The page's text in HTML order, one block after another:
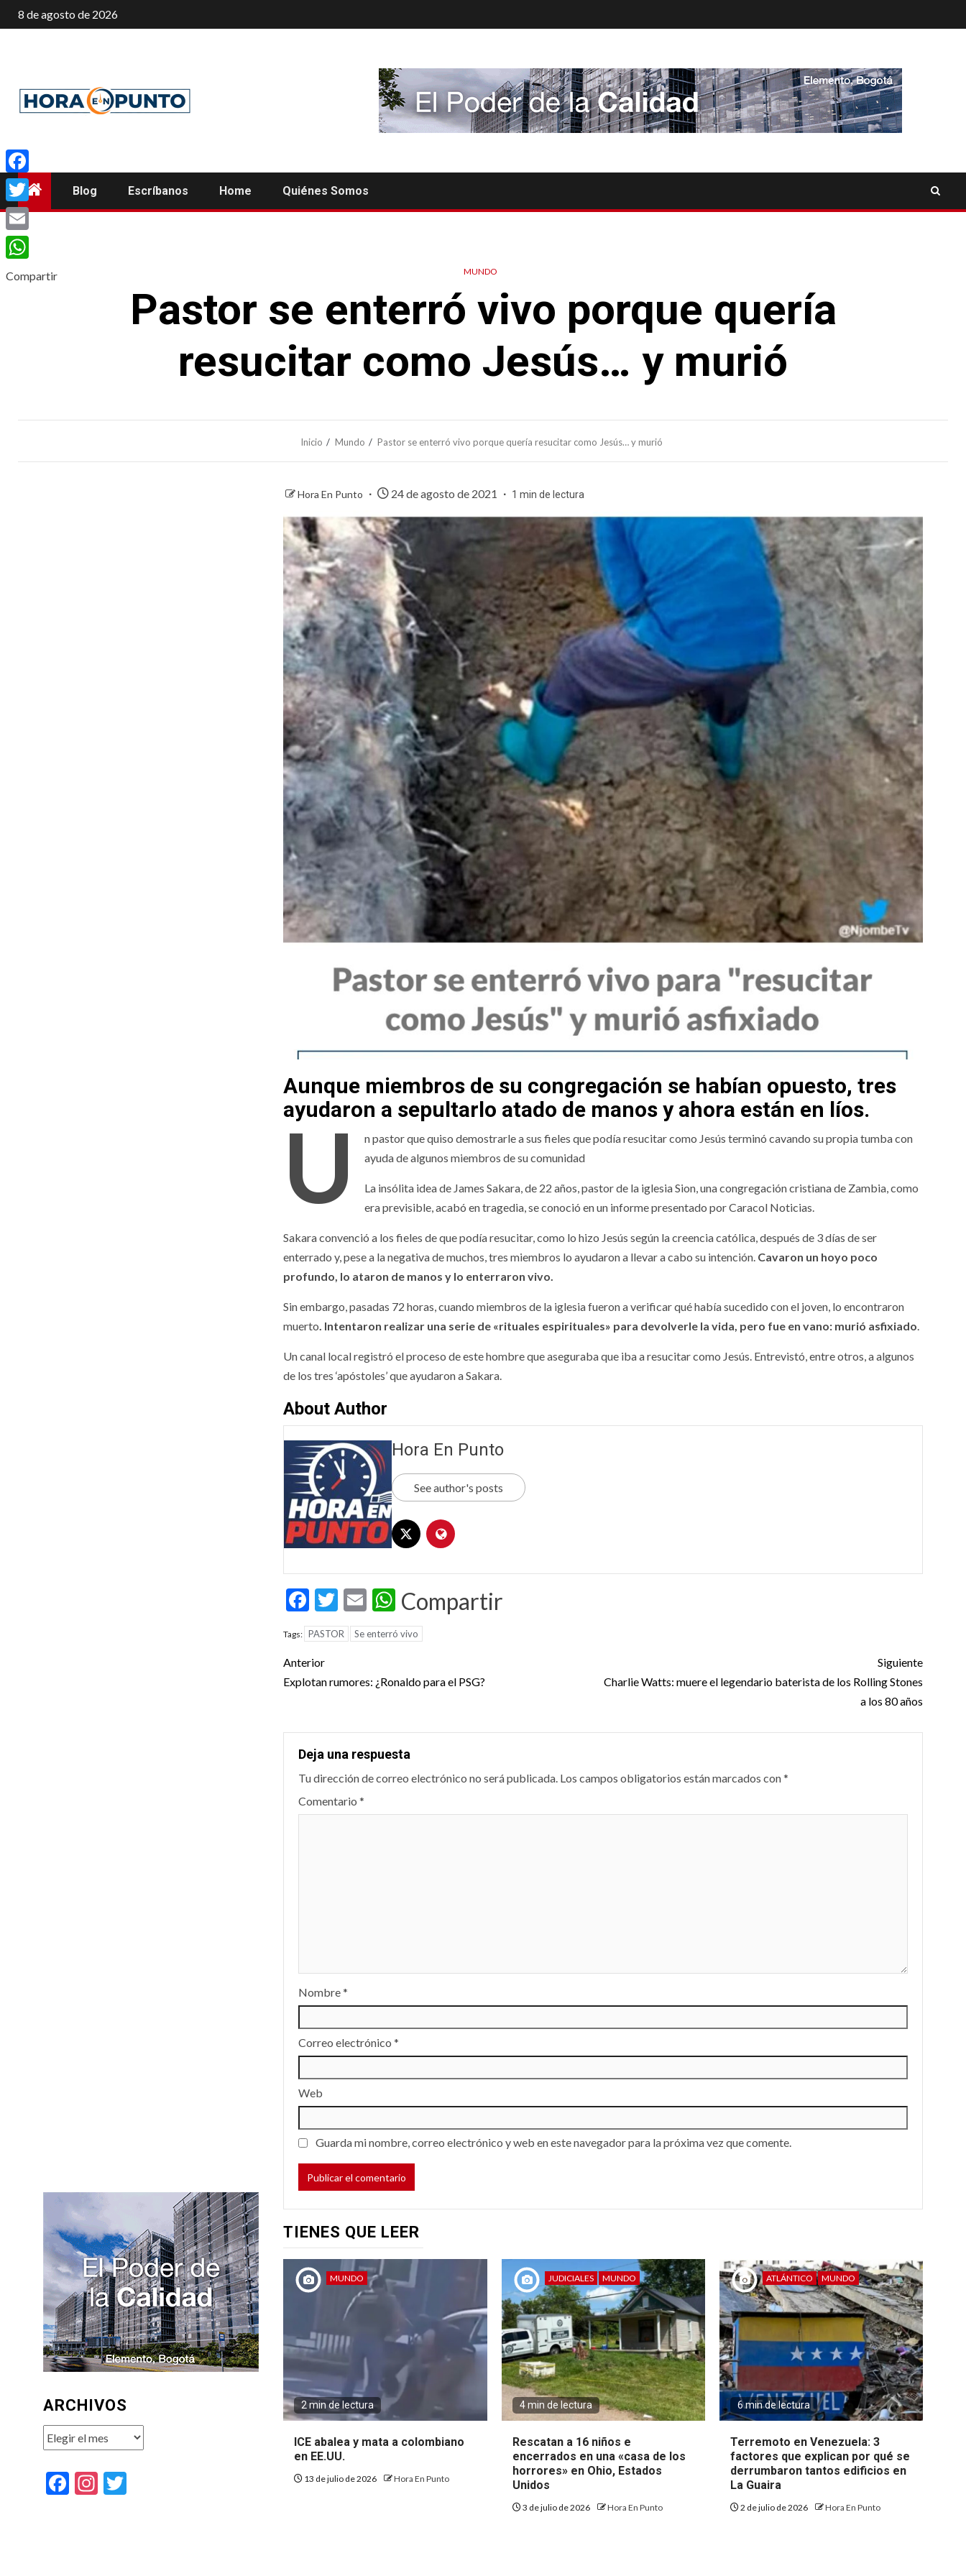
Saltar
al
8 de agosto de 2026
Blog Escríbanos Home Quiénes Somos
MUNDO
Pastor se enterró vivo porque quería
resucitar como Jesús… y murió
Inicio Mundo Pastor se enterró vivo porque quería resucitar como Jesús… y murió
Hora En Punto 24 de agosto de 2021 1 min de lectura
Aunque miembros de su congregación se habían opuesto, tres
ayudaron a sepultarlo atado de manos y ahora están en líos.
U
n pastor que quiso demostrarle a sus fieles que podía resucitar como Jesús terminó cavando su propia tumba con
ayuda de algunos miembros de su comunidad
La insólita idea de James Sakara, de 22 años, pastor de la iglesia Sion, una congregación cristiana de Zambia, como
era previsible, acabó en tragedia, se conoció en un informe presentado por Caracol Noticias.
Sakara convenció a los fieles de que podía resucitar, como lo hizo Jesús según la creencia católica, después de 3 días de ser
enterrado y, pese a la negativa de muchos, tres miembros lo ayudaron a llevar a cabo su intención. Cavaron un hoyo poco
profundo, lo ataron de manos y lo enterraron vivo.
Sin embargo, pasadas 72 horas, cuando miembros de la iglesia fueron a verificar qué había sucedido con el joven, lo encontraron
muerto. Intentaron realizar una serie de «rituales espirituales» para devolverle la vida, pero fue en vano: murió asfixiado.
Un canal local registró el proceso de este hombre que aseguraba que iba a resucitar como Jesús. Entrevistó, entre otros, a algunos
de los tres ‘apóstoles’ que ayudaron a Sakara.
About Author
Hora En Punto
See author's posts
Facebook
Twitter
EmailWhatsApp
Compartir
Tags: PASTOR Se enterró vivo
Post
navigation
Anterior
Explotan rumores: ¿Ronaldo para el PSG?
Siguiente
Charlie Watts: muere el legendario baterista de los Rolling Stones
a los 80 años
Deja una respuesta
Tu dirección de correo electrónico no será publicada. Los campos obligatorios están marcados con*
Comentario*
Nombre*
Correo electrónico*
Web
Guarda mi nombre, correo electrónico y web en este navegador para la próxima vez que comente.
TIENES QUE LEER
MUNDO
2 min de lectura
ICE abalea y mata a colombiano
en EE.UU.
13 de julio de 2026 Hora En Punto
JUDICIALES MUNDO
4 min de lectura
Rescatan a 16 niños e
encerrados en una «casa de los
horrores» en Ohio, Estados
Unidos
3 de julio de 2026 Hora En Punto
ATLÁNTICO MUNDO
6 min de lectura
Terremoto en Venezuela: 3
factores que explican por qué se
derrumbaron tantos edificios en
La Guaira
2 de julio de 2026 Hora En Punto
ARCHIVOS
Archivos
Facebook
Instagram
Facebook
Twitter
Email
WhatsApp
Compartir